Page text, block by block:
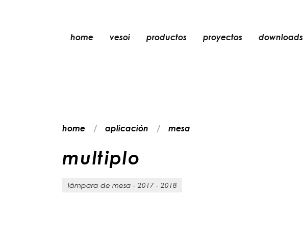
home vesoi productos proyectos downloads
home aplicación mesa
multiplo
lámpara de mesa - 2017 - 2018